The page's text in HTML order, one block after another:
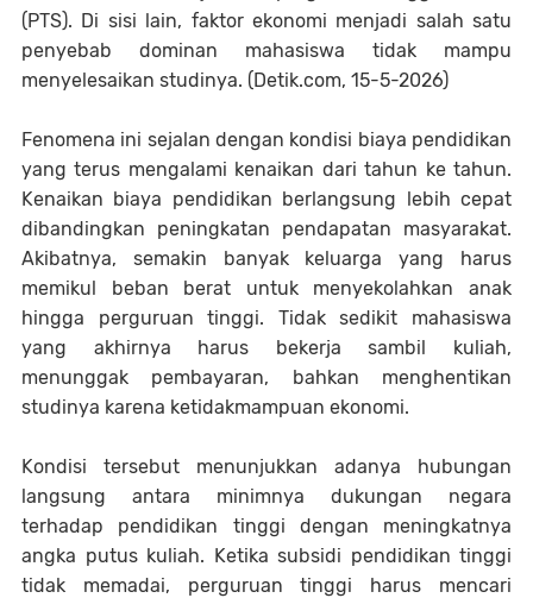
(PTS). Di sisi lain, faktor ekonomi menjadi salah satu
penyebab dominan mahasiswa tidak mampu
menyelesaikan studinya. (Detik.com, 15-5-2026)
Fenomena ini sejalan dengan kondisi biaya pendidikan
yang terus mengalami kenaikan dari tahun ke tahun.
Kenaikan biaya pendidikan berlangsung lebih cepat
dibandingkan peningkatan pendapatan masyarakat.
Akibatnya, semakin banyak keluarga yang harus
memikul beban berat untuk menyekolahkan anak
hingga perguruan tinggi. Tidak sedikit mahasiswa
yang akhirnya harus bekerja sambil kuliah,
menunggak pembayaran, bahkan menghentikan
studinya karena ketidakmampuan ekonomi.
Kondisi tersebut menunjukkan adanya hubungan
langsung antara minimnya dukungan negara
terhadap pendidikan tinggi dengan meningkatnya
angka putus kuliah. Ketika subsidi pendidikan tinggi
tidak memadai, perguruan tinggi harus mencari